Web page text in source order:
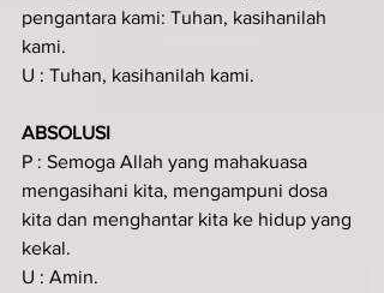
pengantara kami: Tuhan, kasihanilah
kami.
U : Tuhan, kasihanilah kami.
ABSOLUSI
P : Semoga Allah yang mahakuasa
mengasihani kita, mengampuni dosa
kita dan menghantar kita ke hidup yang
kekal.
U : Amin.